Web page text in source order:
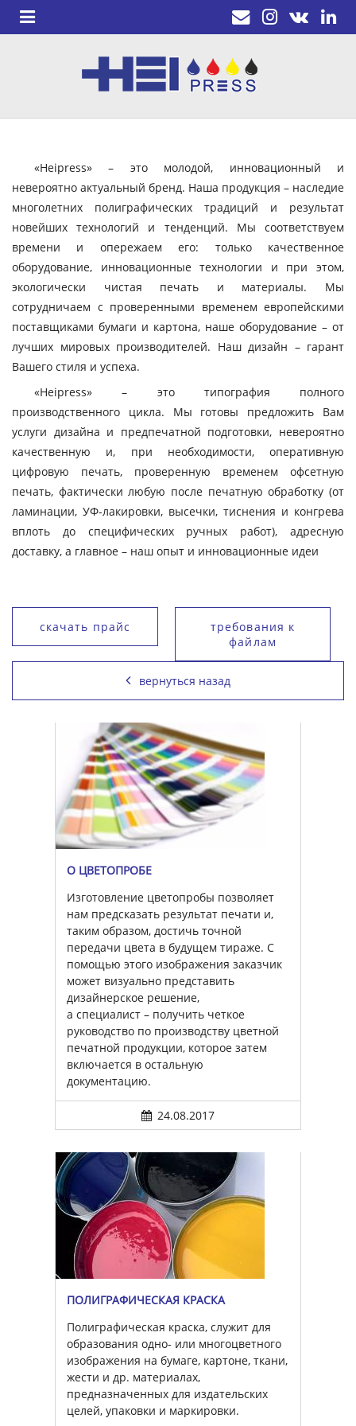
«Heipress» – это молодой, инновационный и
невероятно актуальный бренд. Наша продукция – наследие
многолетних полиграфических традиций и результат
новейших технологий и тенденций. Мы соответствуем
времени и опережаем его: только качественное
оборудование, инновационные технологии и при этом,
экологически чистая печать и материалы. Мы
сотрудничаем с проверенными временем европейскими
поставщиками бумаги и картона, наше оборудование – от
лучших мировых производителей. Наш дизайн – гарант
Вашего стиля и успеха.
«Heipress» – это типография полного
производственного цикла. Мы готовы предложить Вам
услуги дизайна и предпечатной подготовки, невероятно
качественную и, при необходимости, оперативную
цифровую печать, проверенную временем офсетную
печать, фактически любую после печатную обработку (от
ламинации, УФ-лакировки, высечки, тиснения и конгрева
вплоть до специфических ручных работ), адресную
доставку, а главное – наш опыт и инновационные идеи
скачать прайс
требования к
файлам
вернуться назад
О ЦВЕТОПРОБЕ
Изготовление цветопробы позволяет
нам предсказать результат печати и,
таким образом, достичь точной
передачи цвета в будущем тираже. С
помощью этого изображения заказчик
может визуально представить
дизайнерское решение,
а специалист – получить четкое
руководство по производству цветной
печатной продукции, которое затем
включается в остальную
документацию.
24.08.2017
ПОЛИГРАФИЧЕСКАЯ КРАСКА
Полиграфическая краска, служит для
образования одно- или многоцветного
изображения на бумаге, картоне, ткани,
жести и др. материалах,
предназначенных для издательских
целей, упаковки и маркировки.